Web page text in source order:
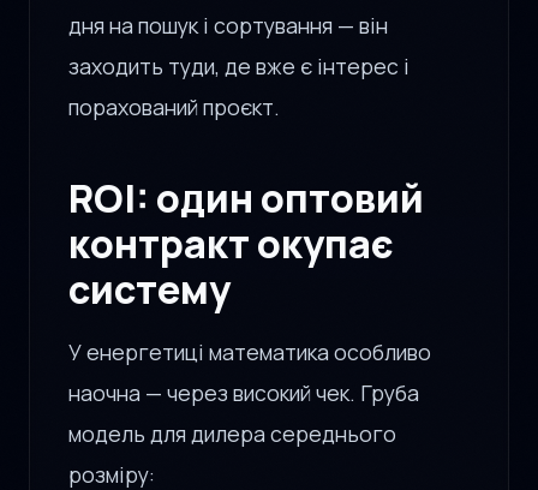
дня на пошук і сортування — він
заходить туди, де вже є інтерес і
порахований проєкт.
ROI: один оптовий
контракт окупає
систему
У енергетиці математика особливо
наочна — через високий чек. Груба
модель для дилера середнього
розміру: